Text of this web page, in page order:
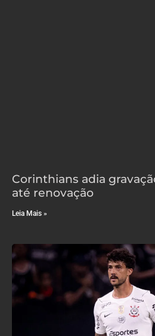
Corinthians adia
até renovação
Leia Mais »